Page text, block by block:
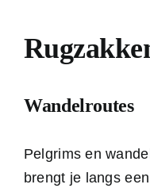
Wandelroutes
Pelgrims en
brengt je langs